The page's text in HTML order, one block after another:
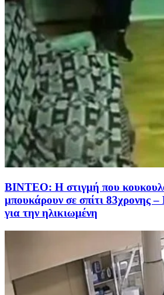
ΒΙΝΤΕΟ: Η στιγμή που
μπουκάρουν σε σπίτι 83χρονης –
για την ηλικιωμένη